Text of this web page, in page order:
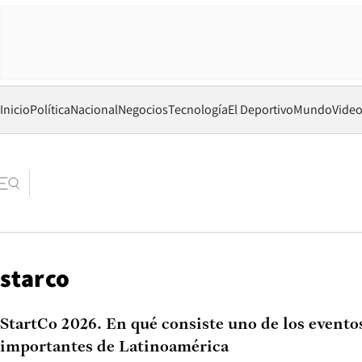
InicioPolíticaNacionalNegociosTecnologíaEl DeportivoMundo
starco
StartCo 2026. En qué consiste uno de los
importantes de Latinoamérica